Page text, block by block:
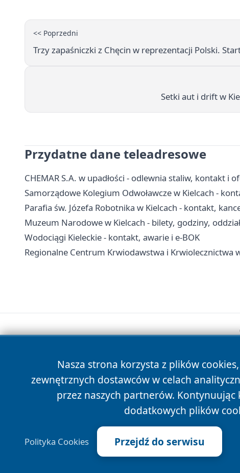
<< Poprzedni
Trzy zapaśniczki z Chęcin w reprezentacji Polski.
Setki aut i drift w
Przydatne dane teleadresowe
CHEMAR S.A. w upadłości - odlewnia staliw, kontakt i
Samorządowe Kolegium Odwoławcze w Kielcach -
Parafia św. Józefa Robotnika w Kielcach - kontakt,
Muzeum Narodowe w Kielcach - bilety, godziny,
Wodociągi Kieleckie - kontakt, awarie i e-BOK
Regionalne Centrum Krwiodawstwa i Krwiolecznictwa
Nasza strona korzysta z plików
zewnętrznych dostawców w celach
przez naszych partnerów.
dodatkowych plików
Polityka Cookies Przejdź do serwisu